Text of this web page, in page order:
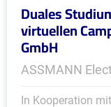
Duales
virtuellen
GmbH
ASSMANN
In Kooperation